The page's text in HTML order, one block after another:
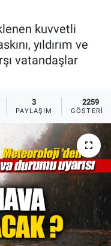
kuvvetli
yıldırım ve
vatandaşlar
3
PAYLAŞIM
2259
GÖSTERIM